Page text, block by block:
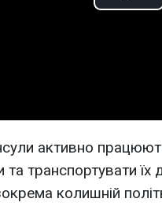
активно
та транспортувати
колишній